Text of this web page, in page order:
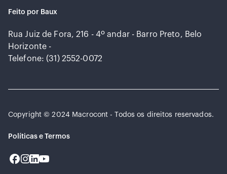
Feito por Baux
Rua Juiz de Fora, 216 - 4º andar - Barro Preto, Belo
Horizonte -
Telefone: (31) 2552-0072
Copyright © 2024 Macrocont - Todos os direitos reservados.
Políticas e Termos